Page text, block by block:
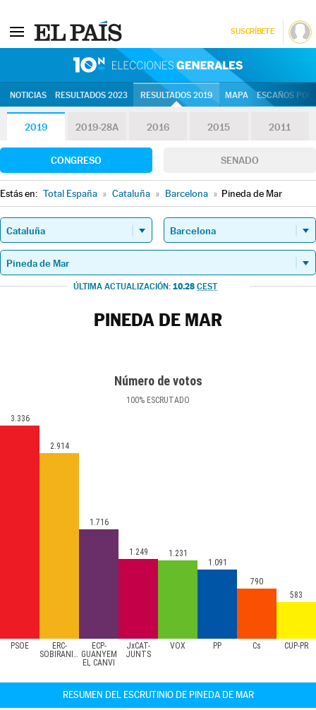
SUSCRÍBETE
NOTICIAS RESULTADOS 2023 RESULTADOS 2019 MAPA ESCAÑOS
2019 2019-28A 2016 2015 2011
CONGRESO SENADO
Estás en: Total España » Cataluña » Barcelona » Pineda de Mar
ÚLTIMA ACTUALIZACIÓN: 10.28 CEST
PINEDA DE MAR
Número de votos
100% ESCRUTADO
PSOE
ERC-
SOBIRANISTES
ECP-
GUANYEM
EL CANVI
JxCAT-
JUNTS
VOX PP Cs CUP-PR
3.336
2.914
1.716
1.249
1.231
1.091
790
583
RESUMEN DEL ESCRUTINIO DE PINEDA DE MAR